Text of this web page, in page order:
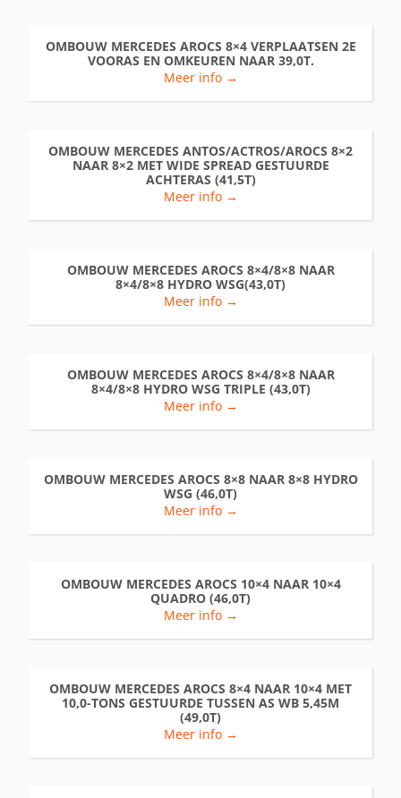
OMBOUW MERCEDES AROCS 8×4 VERPLAATSEN 2E
VOORAS EN OMKEUREN NAAR 39,0T.
Meer info →
OMBOUW MERCEDES ANTOS/ACTROS/AROCS 8×2
NAAR 8×2 MET WIDE SPREAD GESTUURDE
ACHTERAS (41,5T)
Meer info →
OMBOUW MERCEDES AROCS 8×4/8×8 NAAR
8×4/8×8 HYDRO WSG(43,0T)
Meer info →
OMBOUW MERCEDES AROCS 8×4/8×8 NAAR
8×4/8×8 HYDRO WSG TRIPLE (43,0T)
Meer info →
OMBOUW MERCEDES AROCS 8×8 NAAR 8×8 HYDRO
WSG (46,0T)
Meer info →
OMBOUW MERCEDES AROCS 10×4 NAAR 10×4
QUADRO (46,0T)
Meer info →
OMBOUW MERCEDES AROCS 8×4 NAAR 10×4 MET
10,0-TONS GESTUURDE TUSSEN AS WB 5,45M
(49,0T)
Meer info →